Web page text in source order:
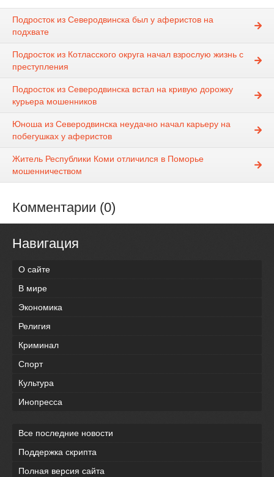
Подросток из Северодвинска был у аферистов на
подхвате
Подросток из Котласского округа начал взрослую жизнь с
преступления
Подросток из Северодвинска встал на кривую дорожку
курьера мошенников
Юноша из Северодвинска неудачно начал карьеру на
побегушках у аферистов
Житель Республики Коми отличился в Поморье
мошенничеством
Комментарии (0)
Навигация
О сайте
В мире
Экономика
Религия
Криминал
Спорт
Культура
Инопресса
Все последние новости
Поддержка скрипта
Полная версия сайта